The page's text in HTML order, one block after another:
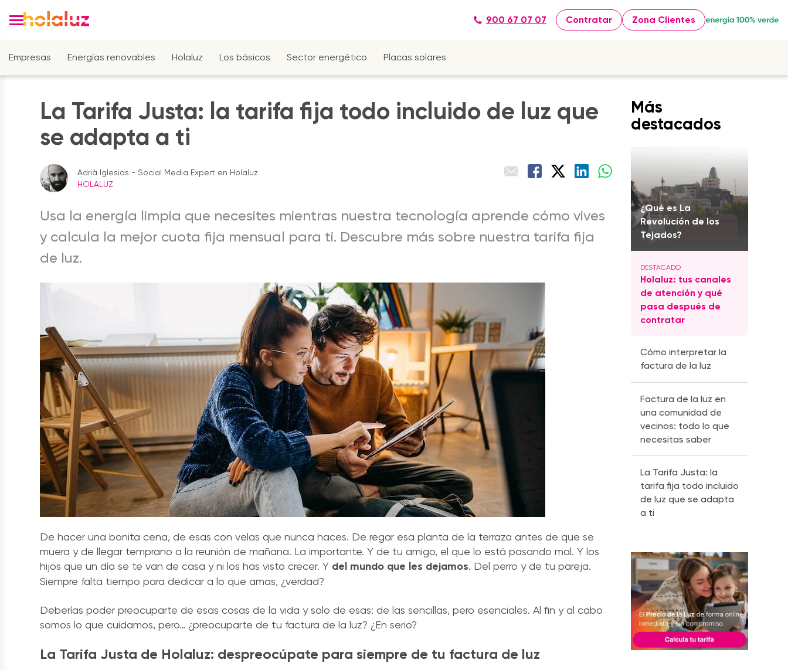
900 67 07 07 Contratar Zona Clientes
Empresas Energías renovables Holaluz Los básicos Sector energético Placas solares
La Tarifa Justa: la tarifa fija todo incluido de luz que
se adapta a ti
Adrià Iglesias - Social Media Expert en Holaluz
HOLALUZ
Usa la energía limpia que necesites mientras nuestra tecnología aprende cómo vives
y calcula la mejor cuota fija mensual para ti. Descubre más sobre nuestra tarifa fija
de luz.
De hacer una bonita cena, de esas con velas que nunca haces. De regar esa planta de la terraza antes de que se
muera y de llegar temprano a la reunión de mañana. La importante. Y de tu amigo, el que lo está pasando mal. Y los
hijos que un día se te van de casa y ni los has visto crecer. Y del mundo que les dejamos. Del perro y de tu pareja.
Siempre falta tiempo para dedicar a lo que amas, ¿verdad?
Deberías poder preocuparte de esas cosas de la vida y solo de esas: de las sencillas, pero esenciales. Al fin y al cabo
somos lo que cuidamos, pero… ¿preocuparte de tu factura de la luz? ¿En serio?
La Tarifa Justa de Holaluz: despreocúpate para siempre de tu factura de luz
Más
destacados
¿Qué es La
Revolución de los
Tejados?
Holaluz: tus canales
de atención y qué
pasa después de
contratar
Cómo interpretar la
factura de la luz
Factura de la luz en
una comunidad de
vecinos: todo lo que
necesitas saber
La Tarifa Justa: la
tarifa fija todo incluido
de luz que se adapta
a ti